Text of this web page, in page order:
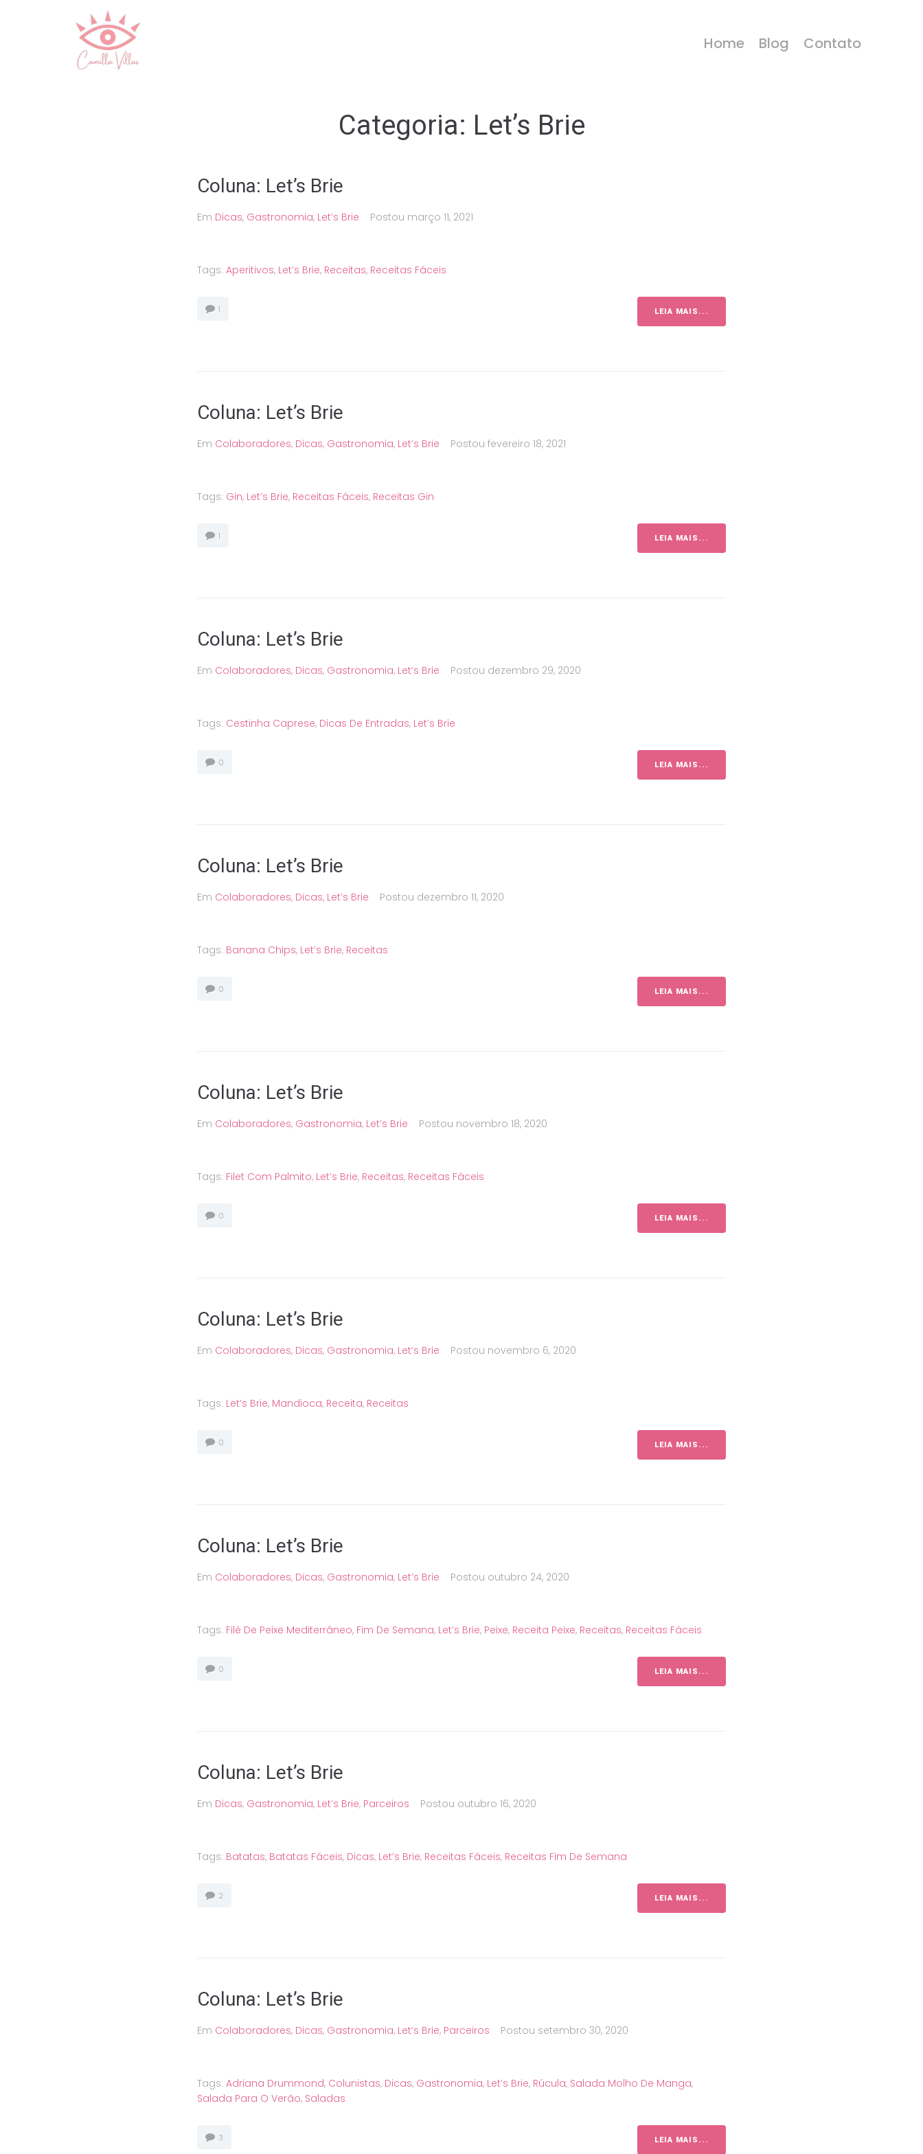
Home Blog Contato
Categoria: Let’s Brie
Coluna: Let’s Brie
Em Dicas, Gastronomia, Let’s Brie Postou março 11, 2021
Tags: Aperitivos, Let’s Brie, Receitas, Receitas Fáceis
1 LEIA MAIS...
Coluna: Let’s Brie
Em Colaboradores, Dicas, Gastronomia, Let’s Brie Postou fevereiro 18, 2021
Tags: Gin, Let’s Brie, Receitas Fáceis, Receitas Gin
1 LEIA MAIS...
Coluna: Let’s Brie
Em Colaboradores, Dicas, Gastronomia, Let’s Brie Postou dezembro 29, 2020
Tags: Cestinha Caprese, Dicas De Entradas, Let’s Brie
0 LEIA MAIS...
Coluna: Let’s Brie
Em Colaboradores, Dicas, Let’s Brie Postou dezembro 11, 2020
Tags: Banana Chips, Let’s Brie, Receitas
0 LEIA MAIS...
Coluna: Let’s Brie
Em Colaboradores, Gastronomia, Let’s Brie Postou novembro 18, 2020
Tags: Filet Com Palmito, Let’s Brie, Receitas, Receitas Fáceis
0 LEIA MAIS...
Coluna: Let’s Brie
Em Colaboradores, Dicas, Gastronomia, Let’s Brie Postou novembro 6, 2020
Tags: Let’s Brie, Mandioca, Receita, Receitas
0 LEIA MAIS...
Coluna: Let’s Brie
Em Colaboradores, Dicas, Gastronomia, Let’s Brie Postou outubro 24, 2020
Tags: Filé De Peixe Mediterrâneo, Fim De Semana, Let’s Brie, Peixe, Receita Peixe, Receitas, Receitas Fáceis
0 LEIA MAIS...
Coluna: Let’s Brie
Em Dicas, Gastronomia, Let’s Brie, Parceiros Postou outubro 16, 2020
Tags: Batatas, Batatas Fáceis, Dicas, Let’s Brie, Receitas Fáceis, Receitas Fim De Semana
2 LEIA MAIS...
Coluna: Let’s Brie
Em Colaboradores, Dicas, Gastronomia, Let’s Brie, Parceiros Postou setembro 30, 2020
Tags: Adriana Drummond, Colunistas, Dicas, Gastronomia, Let’s Brie, Rúcula, Salada Molho De Manga,
Salada Para O Verão, Saladas
3 LEIA MAIS...